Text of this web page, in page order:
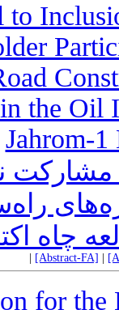
the Oil
Jahrom-
چاه
[Abstract-FA]
for the